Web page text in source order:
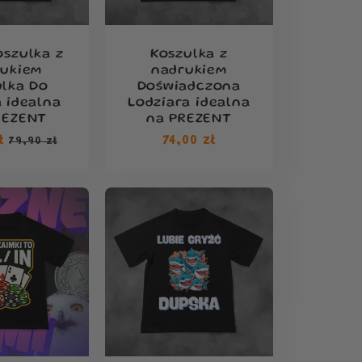
z
Do
idealna
Cena
79,90 zł
Koszulka z
nadrukiem
Doświadczona
Lodziara idealna
na PREZENT
Cena
74,00 zł